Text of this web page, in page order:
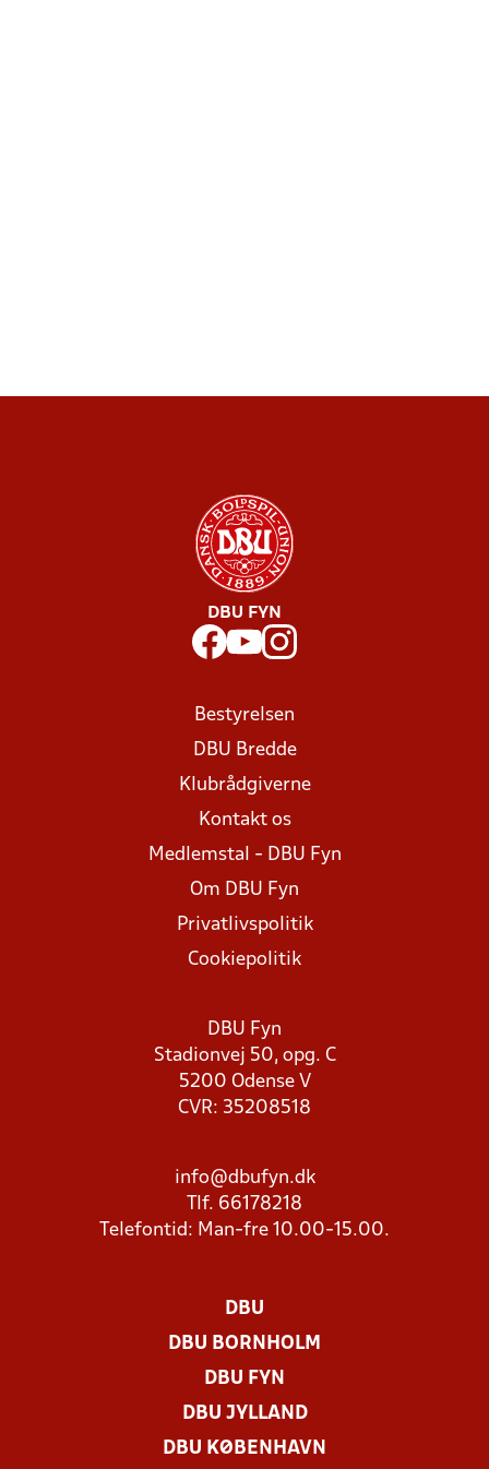
DBU FYN
Bestyrelsen
DBU Bredde
Klubrådgiverne
Kontakt os
Medlemstal - DBU Fyn
Om DBU Fyn
Privatlivspolitik
Cookiepolitik
DBU Fyn
Stadionvej 50, opg. C
5200 Odense V
CVR: 35208518
info@dbufyn.dk
Tlf. 66178218
Telefontid: Man-fre 10.00-15.00.
DBU
DBU BORNHOLM
DBU FYN
DBU JYLLAND
DBU KØBENHAVN